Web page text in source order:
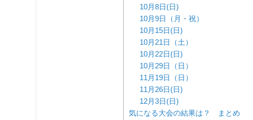
10月8日(日)
10月9日（月・祝）
10月15日(日)
10月21日（土）
10月22日(日)
10月29日（日）
11月19日（日）
11月26日(日)
12月3日(日)
気になる大会の結果は？ まとめ